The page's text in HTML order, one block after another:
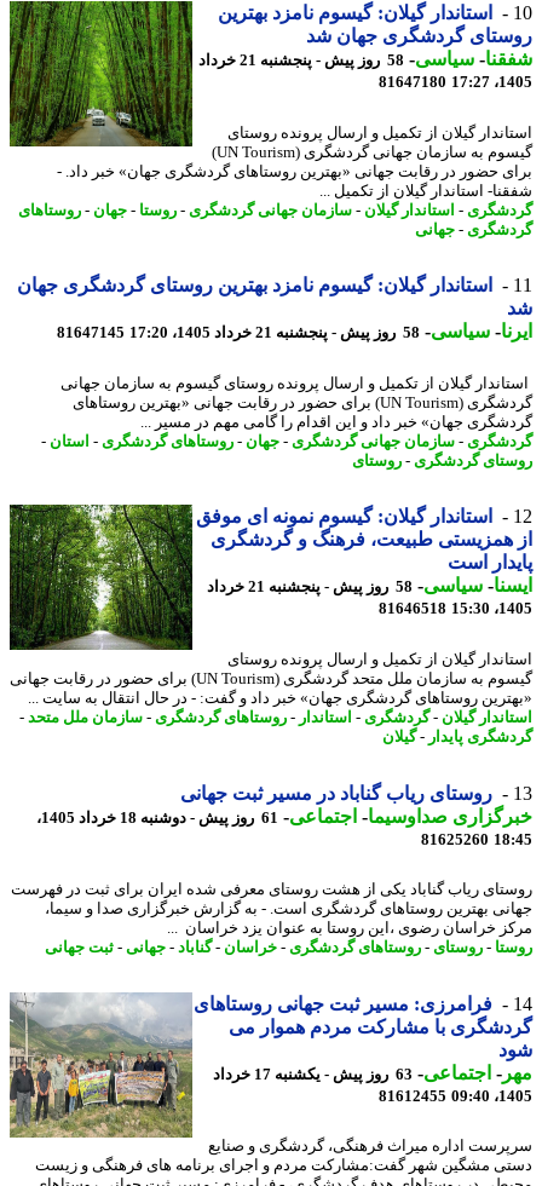
استاندار گیلان: گیسوم نامزد بهترین
گردشگری جهان شد
-سیاسی-
58 روز پیش - پنجشنبه 21 خرداد
81647180
گیلان از تکمیل و ارسال پرونده روستای
گیسوم به سازمان جهانی گردشگری (UN Tourism)
حضور در رقابت جهانی «بهترین روستاهای گردشگری جهان» خبر داد. -
استاندار گیلان از تکمیل ...
- استاندار گیلان-سازمان جهانی گردشگری- روستا-جهان-روستاهای
- جهانی
استاندار گیلان: گیسوم نامزد بهترین روستای گردشگری جهان
-سیاسی-58 روز پیش - پنجشنبه 21 خرداد 1405، 17:20 81647145
گیلان از تکمیل و ارسال پرونده روستای گیسوم به سازمان جهانی
گردشگری (UN Tourism) برای حضور در رقابت جهانی «بهترین روستاهای
جهان» خبر داد و این اقدام را گامی مهم در مسیر ...
- سازمان جهانی گردشگری- جهان-روستاهای گردشگری- استان-
گردشگری- روستای
استاندار گیلان: گیسوم نمونه ای موفق
همزیستی طبیعت، فرهنگ و گردشگری
است
-سیاسی-
58 روز پیش - پنجشنبه 21 خرداد
81646518
گیلان از تکمیل و ارسال پرونده روستای
گیسوم به سازمان ملل متحد گردشگری (UN Tourism) برای حضور در رقابت جهانی
روستاهای گردشگری جهان» خبر داد و گفت: - در ﺣﺎل اﻧﺘﻘﺎل ﺑﻪ ﺳﺎﯾﺖ ...
گیلان-گردشگری- استاندار-روستاهای گردشگری- سازمان ملل متحد-
پایدار-گیلان
روستای ریاب گناباد در مسیر ثبت جهانی
صداوسیما-اجتماعی-
61 روز پیش - دوشنبه 18 خرداد 1405،
81625260
ریاب گناباد یکی از هشت روستای معرفی شده ایران برای ثبت در فهرست
بهترین روستاهای گردشگری است. - به گزارش خبرگزاری صدا و سیما،
خراسان رضوی ،این روستا به عنوان یزد خراسان ...
-روستای-روستاهای گردشگری- خراسان-گناباد-جهانی-ثبت جهانی
فرامرزی: مسیر ثبت جهانی روستاهای
با مشارکت مردم هموار می
-اجتماعی-
63 روز پیش - یکشنبه 17 خرداد
81612455
اداره میراث فرهنگی، گردشگری و صنایع
مشگین شهر گفت:مشارکت مردم و اجرای برنامه های فرهنگی و زیست